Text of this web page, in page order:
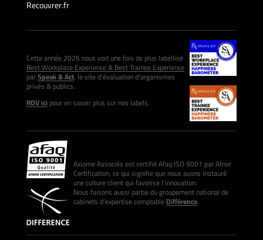
Recouvrer.fr
Cette année 2026 nous voit une fois de plus labellisé
Best Workplace Experience & Best Trainee Experience
parSpeak & Act, le site d’évaluation d’organismes
privés & publics.
RDV icipour en savoir plus sur nos labels.
Axiome Associés est certifié Afaq ISO 9001 par Afnor
Certification, ce qui signifie que nous avons instauré
une culture client qui favorise l’innovation.
Nous faisons aussi partie du groupement national de
cabinets d’expertise comptableDifférence.